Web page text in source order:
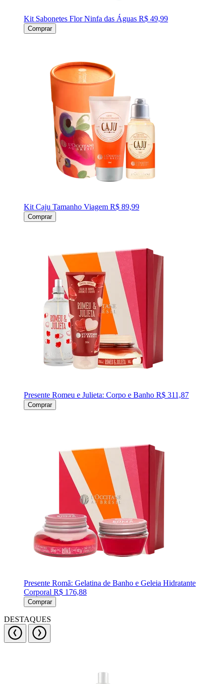
Kit Sabonetes Flor Ninfa das Águas R$ 49,99
Comprar
Kit Caju Tamanho Viagem R$ 89,99
Comprar
Presente Romeu e Julieta: Corpo e Banho R$ 311,87
Comprar
Presente Romã: Gelatina de Banho e Geleia Hidratante
Corporal R$ 176,88
Comprar
DESTAQUES